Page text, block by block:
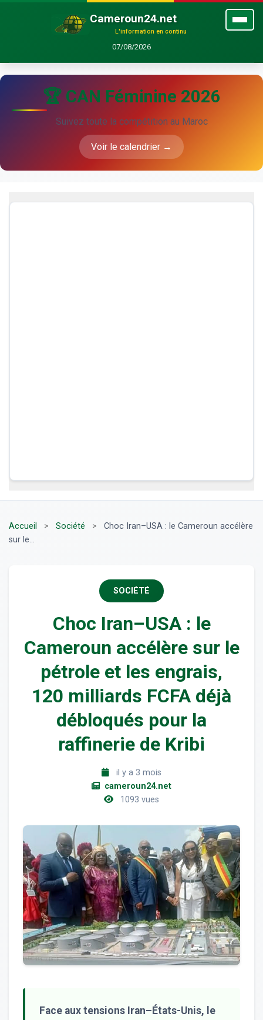
Cameroun24.net
L'information en continu
07/08/2026
🏆 CAN Féminine 2026
Suivez toute la compétition au Maroc
Voir le calendrier →
Accueil > Société >
Choc Iran–USA : le Cameroun accélère
sur le...
SOCIÉTÉ
Choc Iran–USA : le
Cameroun accélère sur le
pétrole et les engrais,
120 milliards FCFA déjà
débloqués pour la
raffinerie de Kribi
il y a 3 mois
cameroun24.net
1093 vues
Face aux tensions Iran–États-Unis, le